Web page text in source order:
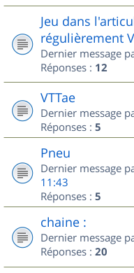
Jeu dans
régulièrement
Dernier message
Réponses : 12
VTTae
Dernier message
Réponses : 5
Pneu
Dernier message
11:43
Réponses : 5
chaine :
Dernier message
Réponses : 20